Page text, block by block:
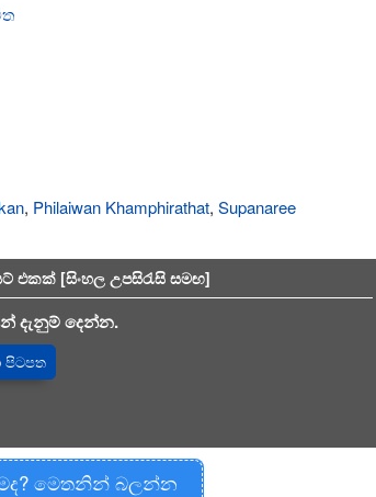
, Philaiwan Khamphirathat, Supanaree
එකක් [සිංහල උපසිරැසි සමඟ]
දැනුම් දෙන්න.
පිටපත
මෙතනින් බලන්න